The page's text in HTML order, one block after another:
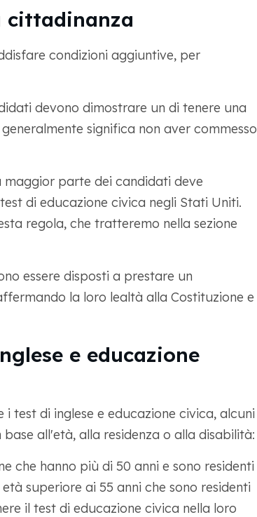
cittadinanza
condizioni aggiuntive, per
devono dimostrare un di tenere una
significa non aver commesso
maggior parte dei candidati deve
di educazione civica negli Stati Uniti.
regola, che tratteremo nella sezione
essere disposti a prestare un
la loro lealtà alla Costituzione e
e educazione
test di inglese e educazione civica, alcuni
all'età, alla residenza o alla disabilità:
che hanno più di 50 anni e sono residenti
superiore ai 55 anni che sono residenti
il test di educazione civica nella loro